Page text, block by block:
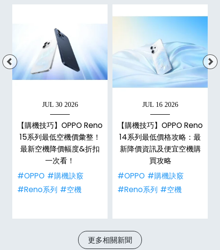
JUL 30 2026
【購機技巧】OPPO Reno
15系列最低空機價彙整！
最新空機降價幅度&折扣
一次看！
#OPPO #購機訣竅
#Reno系列 #空機
JUL 16 2026
【購機技巧】OPPO Reno
14系列最低價格攻略：最
新降價資訊及便宜空機購
買攻略
#OPPO #購機訣竅
#Reno系列 #空機
更多相關新聞